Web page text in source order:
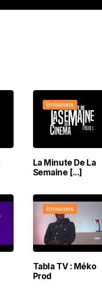
Emissions
La Minute De La
Semaine [...]
Emissions
Tabla TV : Méko
Prod